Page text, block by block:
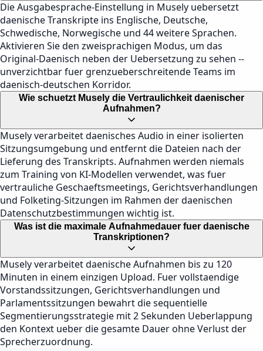
Die Ausgabesprache-Einstellung in Musely uebersetzt
daenische Transkripte ins Englische, Deutsche,
Schwedische, Norwegische und 44 weitere Sprachen.
Aktivieren Sie den zweisprachigen Modus, um das
Original-Daenisch neben der Uebersetzung zu sehen --
unverzichtbar fuer grenzueberschreitende Teams im
daenisch-deutschen Korridor.
Wie schuetzt Musely die Vertraulichkeit daenischer
Aufnahmen?
Musely verarbeitet daenisches Audio in einer isolierten
Sitzungsumgebung und entfernt die Dateien nach der
Lieferung des Transkripts. Aufnahmen werden niemals
zum Training von KI-Modellen verwendet, was fuer
vertrauliche Geschaeftsmeetings, Gerichtsverhandlungen
und Folketing-Sitzungen im Rahmen der daenischen
Datenschutzbestimmungen wichtig ist.
Was ist die maximale Aufnahmedauer fuer daenische
Transkriptionen?
Musely verarbeitet daenische Aufnahmen bis zu 120
Minuten in einem einzigen Upload. Fuer vollstaendige
Vorstandssitzungen, Gerichtsverhandlungen und
Parlamentssitzungen bewahrt die sequentielle
Segmentierungsstrategie mit 2 Sekunden Ueberlappung
den Kontext ueber die gesamte Dauer ohne Verlust der
Sprecherzuordnung.